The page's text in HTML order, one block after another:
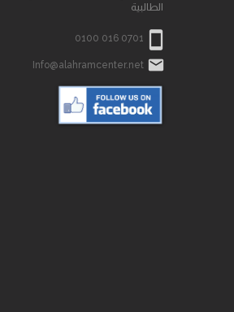
الطالبية
0100 016 0701
Info@alahramcenter.net

